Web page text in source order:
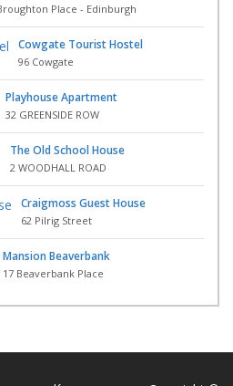
Place - Edinburgh
Cowgate Tourist Hostel
96 Cowgate
Playhouse Apartment
32 GREENSIDE ROW
The Old School House
2 WOODHALL ROAD
Craigmoss Guest House
62 Pilrig Street
Mansion Beaverbank
17 Beaverbank Place